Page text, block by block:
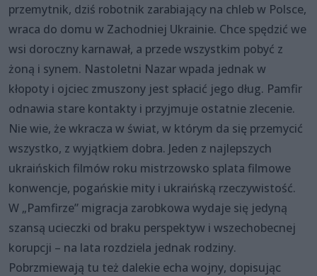
przemytnik, dziś robotnik zarabiający na chleb w Polsce,
wraca do domu w Zachodniej Ukrainie. Chce spędzić we
wsi doroczny karnawał, a przede wszystkim pobyć z
żoną i synem. Nastoletni Nazar wpada jednak w
kłopoty i ojciec zmuszony jest spłacić jego dług. Pamfir
odnawia stare kontakty i przyjmuje ostatnie zlecenie.
Nie wie, że wkracza w świat, w którym da się przemycić
wszystko, z wyjątkiem dobra. Jeden z najlepszych
ukraińskich filmów roku mistrzowsko splata filmowe
konwencje, pogańskie mity i ukraińską rzeczywistość.
W „Pamfirze” migracja zarobkowa wydaje się jedyną
szansą ucieczki od braku perspektyw i wszechobecnej
korupcji – na lata rozdziela jednak rodziny.
Pobrzmiewają tu też dalekie echa wojny, dopisując